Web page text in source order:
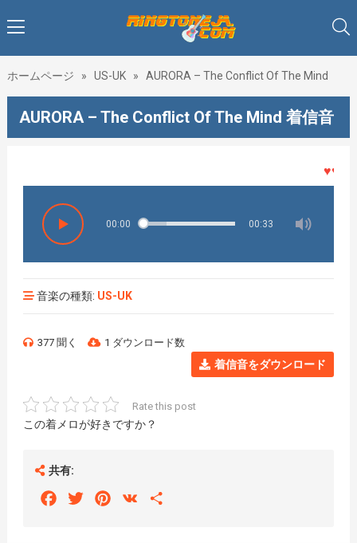
ホームページ » US-UK » AURORA – The Conflict Of The Mind
AURORA – The Conflict Of The Mind 着信音
♥♥♥着メ
00:00 00:33
音楽の種類: US-UK
377 聞く 1 ダウンロード数
着信音をダウンロード
Rate this post
この着メロが好きですか？
共有:
FacebookTwitterPinterest
VK